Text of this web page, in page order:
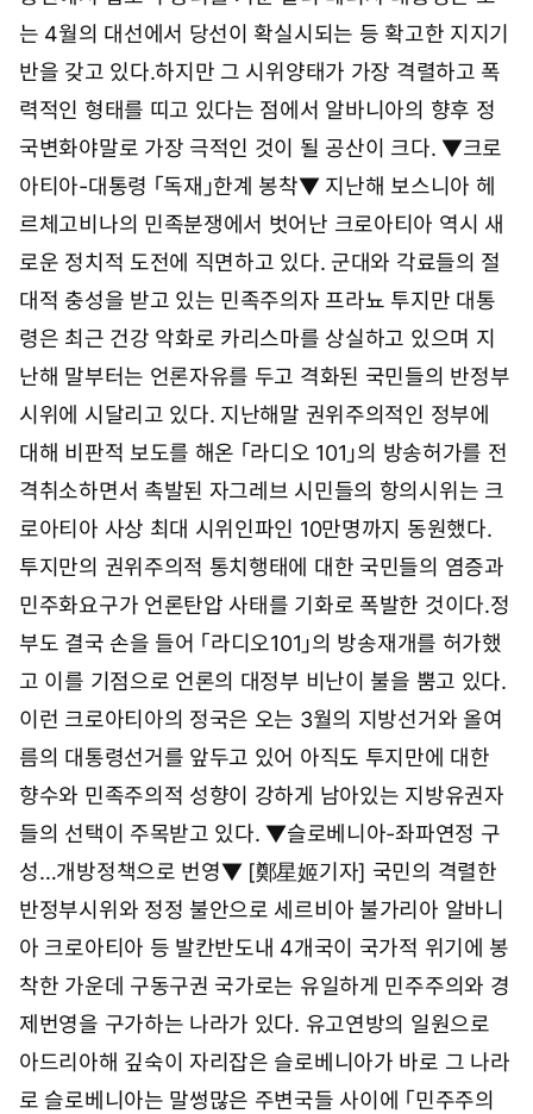
는 4월의 대선에서 당선이 확실시되는 등 확고한 지지기
반을 갖고 있다.하지만 그 시위양태가 가장 격렬하고 폭
력적인 형태를 띠고 있다는 점에서 알바니아의 향후 정
국변화야말로 가장 극적인 것이 될 공산이 크다. ▼크로
아티아-대통령 「독재」한계 봉착▼ 지난해 보스니아 헤
르체고비나의 민족분쟁에서 벗어난 크로아티아 역시 새
로운 정치적 도전에 직면하고 있다. 군대와 각료들의 절
대적 충성을 받고 있는 민족주의자 프라뇨 투지만 대통
령은 최근 건강 악화로 카리스마를 상실하고 있으며 지
난해 말부터는 언론자유를 두고 격화된 국민들의 반정부
시위에 시달리고 있다. 지난해말 권위주의적인 정부에
대해 비판적 보도를 해온 「라디오 101」의 방송허가를 전
격취소하면서 촉발된 자그레브 시민들의 항의시위는 크
로아티아 사상 최대 시위인파인 10만명까지 동원했다.
투지만의 권위주의적 통치행태에 대한 국민들의 염증과
민주화요구가 언론탄압 사태를 기화로 폭발한 것이다.정
부도 결국 손을 들어 「라디오101」의 방송재개를 허가했
고 이를 기점으로 언론의 대정부 비난이 불을 뿜고 있다.
이런 크로아티아의 정국은 오는 3월의 지방선거와 올여
름의 대통령선거를 앞두고 있어 아직도 투지만에 대한
향수와 민족주의적 성향이 강하게 남아있는 지방유권자
들의 선택이 주목받고 있다. ▼슬로베니아-좌파연정 구
성…개방정책으로 번영▼ [鄭星姬기자] 국민의 격렬한
반정부시위와 정정 불안으로 세르비아 불가리아 알바니
아 크로아티아 등 발칸반도내 4개국이 국가적 위기에 봉
착한 가운데 구동구권 국가로는 유일하게 민주주의와 경
제번영을 구가하는 나라가 있다. 유고연방의 일원으로
아드리아해 깊숙이 자리잡은 슬로베니아가 바로 그 나라
로 슬로베니아는 말썽많은 주변국들 사이에 「민주주의